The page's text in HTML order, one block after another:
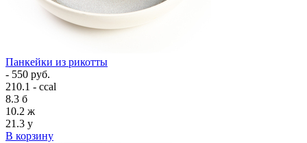
Панкейки из рикотты
- 550 руб.
210.1 - ccal
8.3 б
10.2 ж
21.3 у
В корзину